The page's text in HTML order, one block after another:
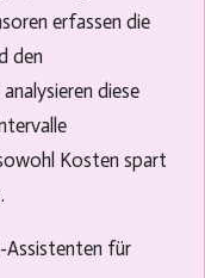
erfassen die
den
diese
Kosten spart
Assistenten für